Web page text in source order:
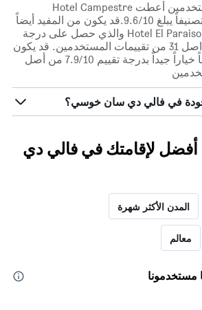
227 من تقييمات المستخدمين أعطت Hotel Campestre
Ataraxia Barichara تصنيفاً يبلغ 9.6/10.قد يكون من المفيد أيضاً
التفكير في Hotel El Paraiso Del Valle والذي حصل على درجة
تقييم تبلغ 8.2/10 من اصل 31 من تقييمات المستخدمين. قد يكون
Posada San Luis أيضاً خياراً جيداً بدرجة تقييم 7.9/10 من أصل
في فالي دي سان خوسي؟
أفضل لإقامتك في فالي دي
المدن الأكثر شهرة
معالم
مستخدمونا